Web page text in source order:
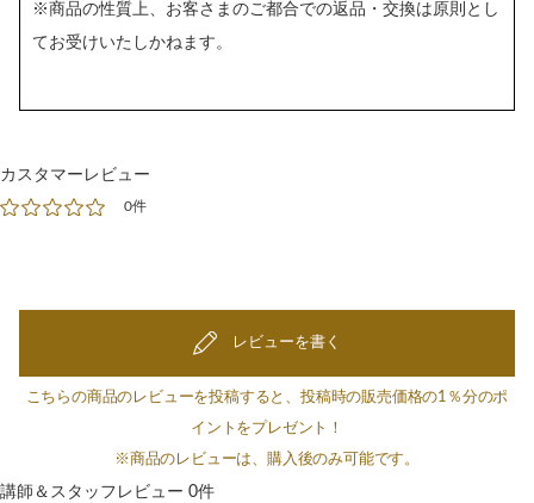
※商品の性質上、お客さまのご都合での返品・交換は原則とし
てお受けいたしかねます。
カスタマーレビュー
0件
レビューを書く
こちらの商品のレビューを投稿すると、投稿時の販売価格の1％分のポ
イントをプレゼント！
※商品のレビューは、購入後のみ可能です。
講師＆スタッフレビュー 0件